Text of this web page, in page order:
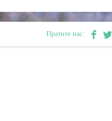
Пратите нас: